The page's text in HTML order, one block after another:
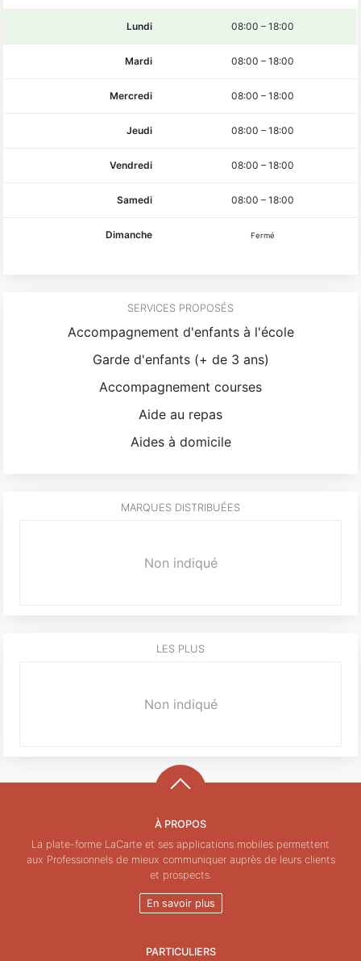
Lundi 08:00 –18:00
Mardi 08:00 –18:00
Mercredi 08:00 –18:00
Jeudi 08:00 –18:00
Vendredi 08:00 –18:00
Samedi 08:00 –18:00
Dimanche Fermé
SERVICES PROPOSÉS
Accompagnement d'enfants à l'école
Garde d'enfants (+ de 3 ans)
Accompagnement courses
Aide au repas
Aides à domicile
MARQUES DISTRIBUÉES
Non indiqué
LES PLUS
Non indiqué
À PROPOS
La plate-forme LaCarte et ses applications mobiles permettent
aux Professionnels de mieux communiquer auprès de leurs clients
et prospects.
En savoir plus
PARTICULIERS